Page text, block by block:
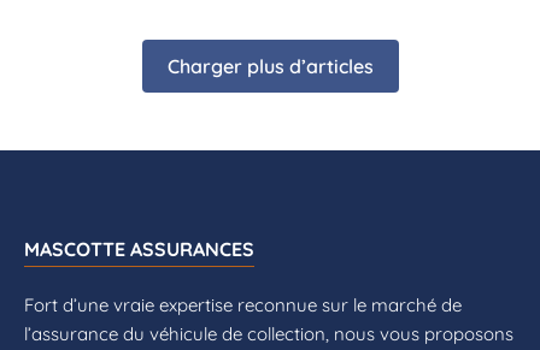
Charger plus d’articles
MASCOTTE ASSURANCES
Fort d’une vraie expertise reconnue sur le marché de
l’assurance du véhicule de collection, nous vous proposons